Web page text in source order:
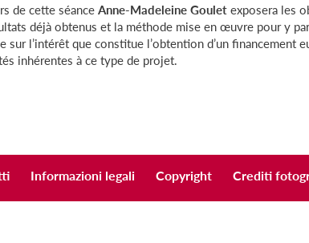
de cette séanceAnne-Madeleine Gouletexposera les
déjà obtenus et la méthode mise en œuvre pour y
sur l’intérêt que constitue l’obtention d’un financement
inhérentes à ce type de projet.
Informazioni legali Copyright Crediti